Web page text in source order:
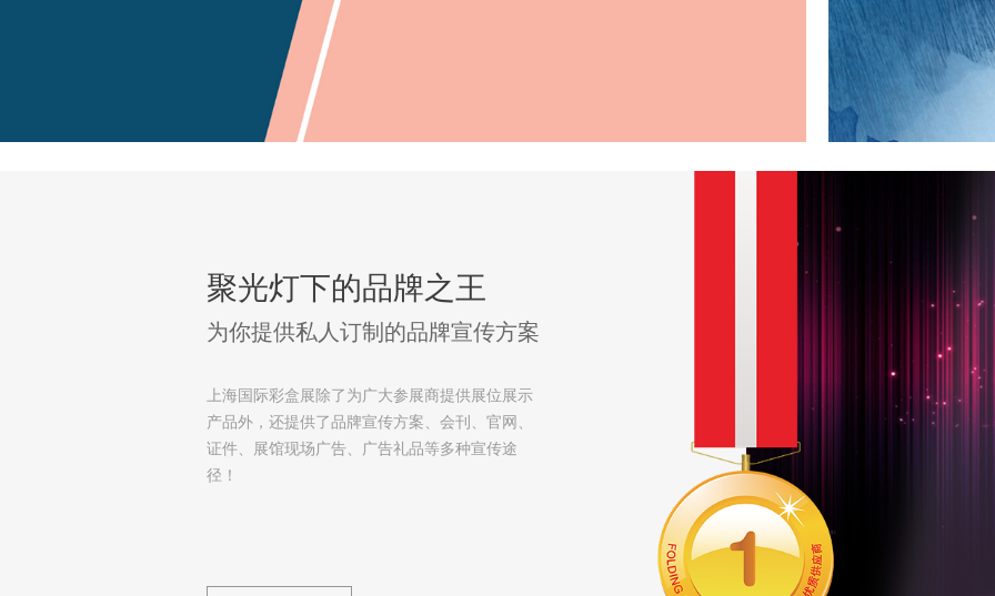
聚光灯下的品牌之王
为你提供私人订制的品牌宣传方案
上海国际彩盒展除了为广大参展商提供展位展示
产品外，还提供了品牌宣传方案、会刊、官网、
证件、展馆现场广告、广告礼品等多种宣传途
径！